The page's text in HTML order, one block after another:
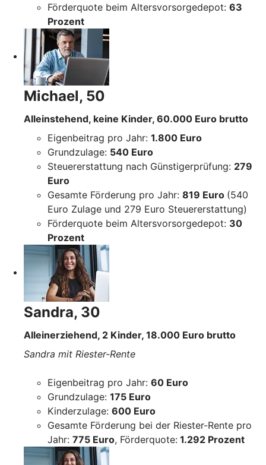
Förderquote beim Altersvorsorgedepot: 63
Prozent
Michael, 50
Alleinstehend, keine Kinder, 60.000 Euro brutto
Eigenbeitrag pro Jahr: 1.800 Euro
Grundzulage: 540 Euro
Steuererstattung nach Günstigerprüfung: 279
Euro
Gesamte Förderung pro Jahr: 819 Euro (540
Euro Zulage und 279 Euro Steuererstattung)
Förderquote beim Altersvorsorgedepot: 30
Prozent
Sandra, 30
Alleinerziehend, 2 Kinder, 18.000 Euro brutto
Sandra mit Riester-Rente
Eigenbeitrag pro Jahr: 60 Euro
Grundzulage: 175 Euro
Kinderzulage: 600 Euro
Gesamte Förderung bei der Riester-Rente pro
Jahr: 775 Euro, Förderquote: 1.292 Prozent